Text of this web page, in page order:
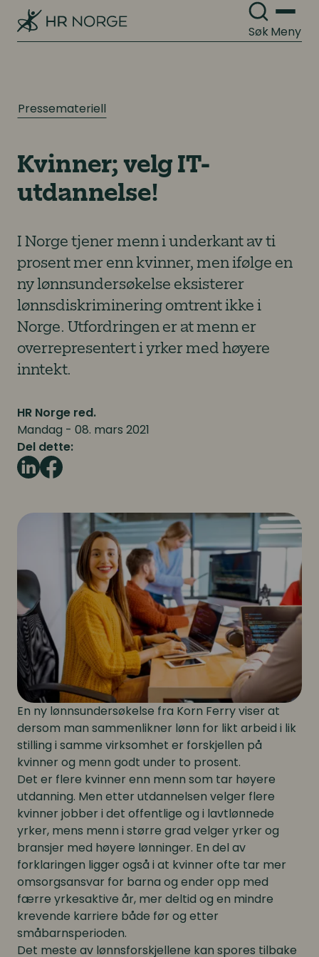
SøkMeny
Pressemateriell
Kvinner; velg IT-
utdannelse!
I Norge tjener menn i underkant av ti
prosent mer enn kvinner, men ifølge en
ny lønnsundersøkelse eksisterer
lønnsdiskriminering omtrent ikke i
Norge. Utfordringen er at menn er
overrepresentert i yrker med høyere
inntekt.
HR Norge red.
Mandag - 08. mars 2021
Del dette:
En ny lønnsundersøkelse fra Korn Ferry viser at
dersom man sammenlikner lønn for likt arbeid i lik
stilling i samme virksomhet er forskjellen på
kvinner og menn godt under to prosent.
Det er flere kvinner enn menn som tar høyere
utdanning. Men etter utdannelsen velger flere
kvinner jobber i det offentlige og i lavtlønnede
yrker, mens menn i større grad velger yrker og
bransjer med høyere lønninger. En del av
forklaringen ligger også i at kvinner ofte tar mer
omsorgsansvar for barna og ender opp med
færre yrkesaktive år, mer deltid og en mindre
krevende karriere både før og etter
småbarnsperioden.
Det meste av lønnsforskjellene kan spores tilbake